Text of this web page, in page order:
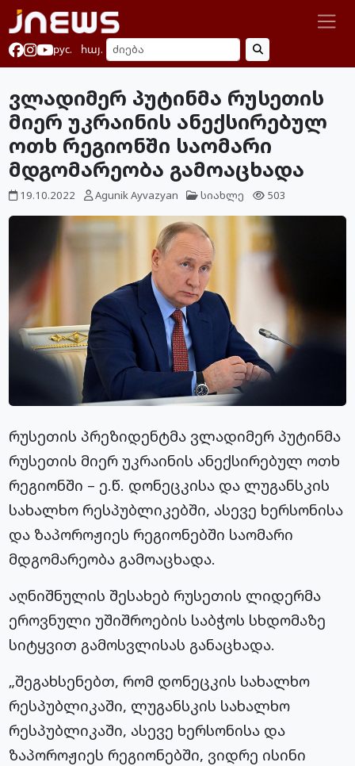
рус. հայ.
ვლადიმერ პუტინმა რუსეთის
მიერ უკრაინის ანექსირებულ
ოთხ რეგიონში საომარი
მდგომარეობა გამოაცხადა
19.10.2022 Agunik Ayvazyan სიახლე 503
რუსეთის პრეზიდენტმა ვლადიმერ პუტინმა
რუსეთის მიერ უკრაინის ანექსირებულ ოთხ
რეგიონში – ე.წ. დონეცკისა და ლუგანსკის
სახალხო რესპუბლიკებში, ასევე ხერსონისა
და ზაპოროჟიეს რეგიონებში საომარი
მდგომარეობა გამოაცხადა.
აღნიშნულის შესახებ რუსეთის ლიდერმა
ეროვნული უშიშროების საბჭოს სხდომაზე
სიტყვით გამოსვლისას განაცხადა.
„შეგახსენებთ, რომ დონეცკის სახალხო
რესპუბლიკაში, ლუგანსკის სახალხო
რესპუბლიკაში, ასევე ხერსონისა და
ზაპოროჟიეს რეგიონებში, ვიდრე ისინი